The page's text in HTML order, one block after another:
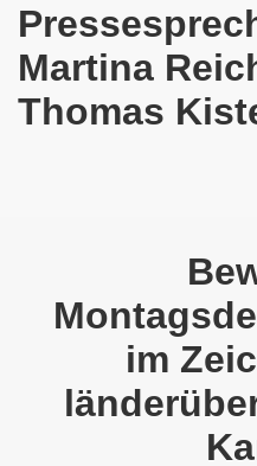
Martina
Thomas
im
Eisenach: Zeichen
Gelsenkirchen am
Gelsenkirchener
am
Bewegung am
ruft auf am